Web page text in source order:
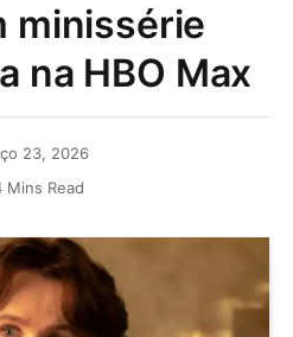
minissérie
na HBO Max
23, 2026
Mins Read